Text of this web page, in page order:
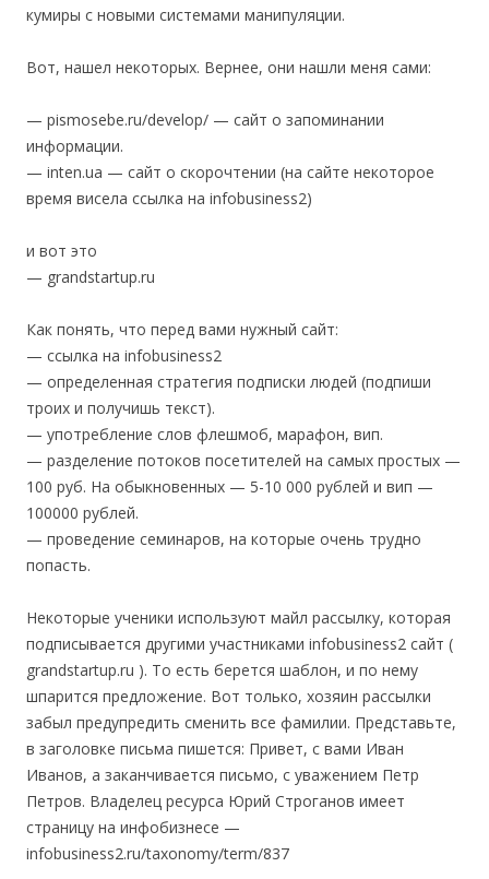
кумиры с новыми системами манипуляции.
Вот, нашел некоторых. Вернее, они нашли меня сами:
— pismosebe.ru/develop/ — сайт о запоминании
информации.
— inten.ua — сайт о скорочтении (на сайте некоторое
время висела ссылка на infobusiness2)
и вот это
— grandstartup.ru
Как понять, что перед вами нужный сайт:
— ссылка на infobusiness2
— определенная стратегия подписки людей (подпиши
троих и получишь текст).
— употребление слов флешмоб, марафон, вип.
— разделение потоков посетителей на самых простых —
100 руб. На обыкновенных — 5-10 000 рублей и вип —
100000 рублей.
— проведение семинаров, на которые очень трудно
попасть.
Некоторые ученики используют майл рассылку, которая
подписывается другими участниками infobusiness2 сайт (
grandstartup.ru ). То есть берется шаблон, и по нему
шпарится предложение. Вот только, хозяин рассылки
забыл предупредить сменить все фамилии. Представьте,
в заголовке письма пишется: Привет, с вами Иван
Иванов, а заканчивается письмо, с уважением Петр
Петров. Владелец ресурса Юрий Строганов имеет
страницу на инфобизнесе —
infobusiness2.ru/taxonomy/term/837